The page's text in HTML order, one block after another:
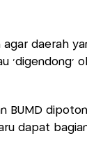
daerah
’digendong’
BUMD
dapat